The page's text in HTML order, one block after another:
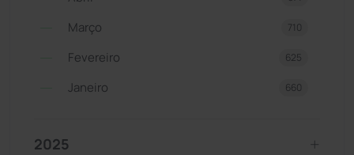
Março 710
Fevereiro 625
Janeiro 660
2025